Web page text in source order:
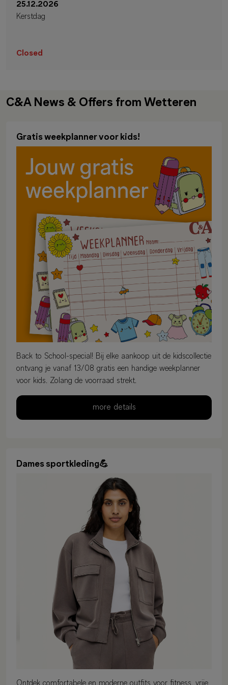
25.12.2026
Kerstdag
Closed
C&A News & Offers from Wetteren
Gratis weekplanner voor kids!
Back to School-special! Bij elke aankoop uit de kidscollectie
ontvang je vanaf 13/08 gratis een handige weekplanner
voor kids. Zolang de voorraad strekt.
more details
Dames sportkleding💪